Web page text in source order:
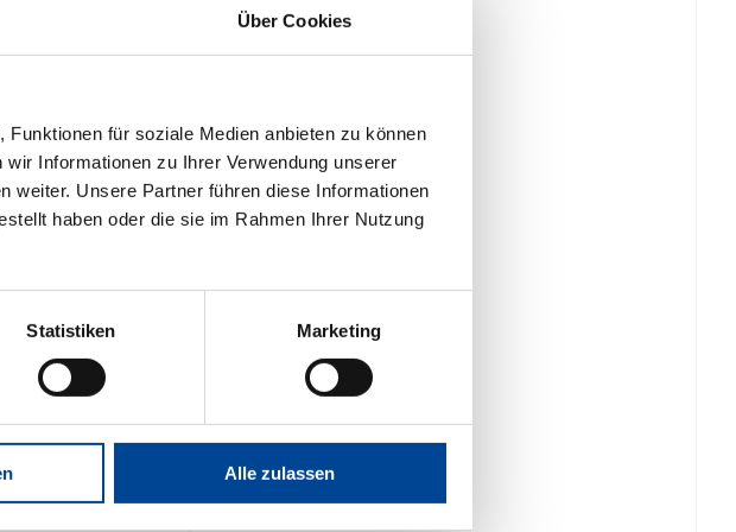
Über Cookies
für soziale Medien anbieten zu können
Informationen zu Ihrer Verwendung unserer
weiter. Unsere Partner führen diese Informationen
haben oder die sie im Rahmen Ihrer Nutzung
Statistiken Marketing
Alle zulassen